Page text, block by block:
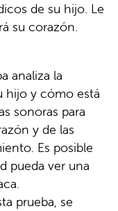
de su hijo. Le
su corazón.
analiza la
hijo y cómo está
sonoras para
y de las
Es posible
pueda ver una
prueba, se